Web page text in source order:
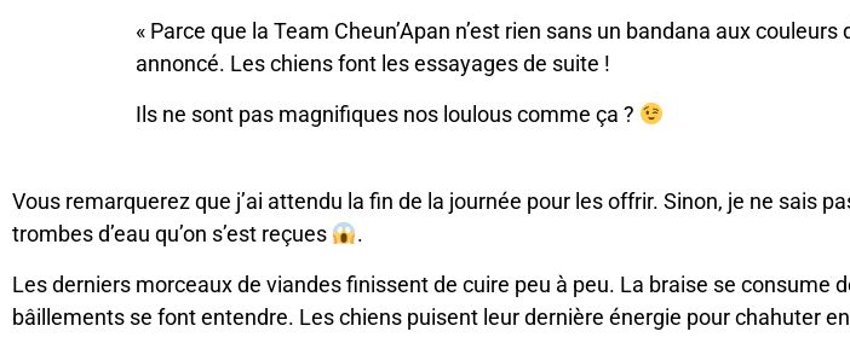
« Parce que la Team Cheun’Apan n’est rien sans un bandana aux couleurs
annoncé. Les chiens font les essayages de suite !
Ils ne sont pas magnifiques nos loulous comme ça ?
Vous remarquerez que j’ai attendu la fin de la journée pour les offrir. Sinon, je ne sais
trombes d’eau qu’on s’est reçues
.
Les derniers morceaux de viandes finissent de cuire peu à peu. La braise se consume
bâillements se font entendre. Les chiens puisent leur dernière énergie pour chahuter